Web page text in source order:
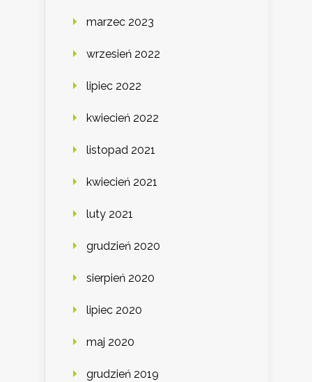
marzec 2023
wrzesień 2022
lipiec 2022
kwiecień 2022
listopad 2021
kwiecień 2021
luty 2021
grudzień 2020
sierpień 2020
lipiec 2020
maj 2020
grudzień 2019